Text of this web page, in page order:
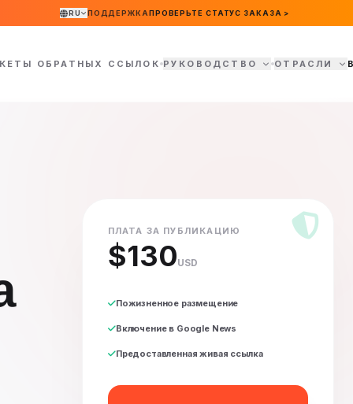
RU ПОДДЕРЖКАПРОВЕРЬТЕ СТАТУС ЗАКАЗА >
ОБРАТНЫХ ССЫЛОК РУКОВОДСТВО ОТРАСЛИ
ПЛАТА ЗА ПУБЛИКАЦИЮ
$130USD
Пожизненное размещение
Включение в Google News
Предоставленная живая ссылка